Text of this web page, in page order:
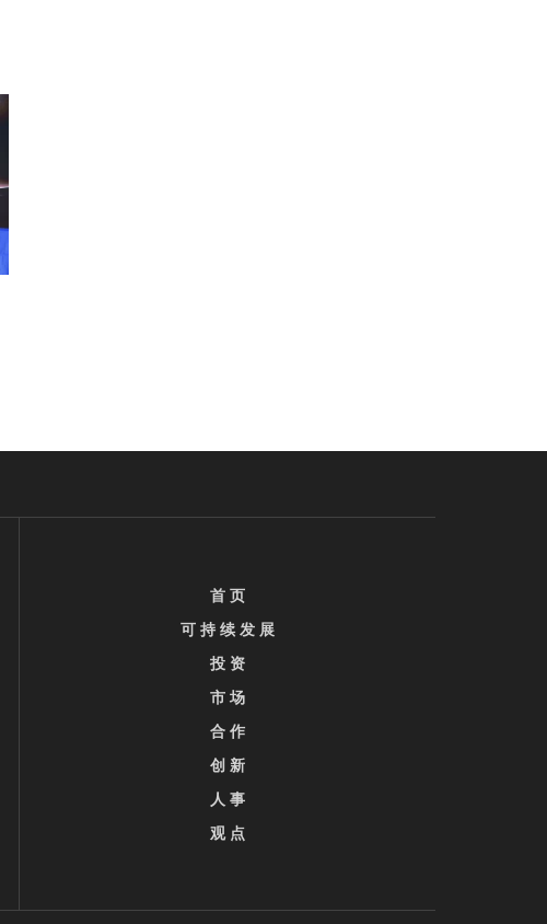
首 页
可 持 续 发 展
投 资
市 场
合 作
创 新
人 事
观 点